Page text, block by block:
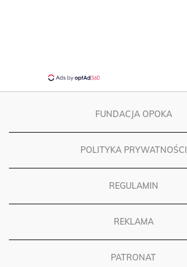
FUNDACJA OPOKA
POLITYKA PRYWATNOŚCI
REGULAMIN
REKLAMA
PATRONAT